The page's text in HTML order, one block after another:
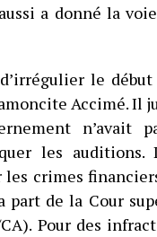
a donné la
le
Accimé. Il
n’avait
les auditions.
crimes
de la Cour
Pour des